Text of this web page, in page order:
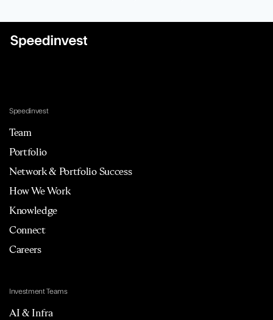
Speedinvest
Team
Portfolio
Network & Portfolio Success
How We Work
Knowledge
Connect
Careers
Investment Teams
AI & Infra